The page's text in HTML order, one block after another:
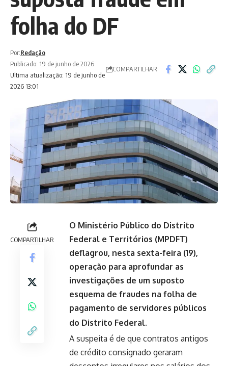
folha do DF
Ultima atualização: 19 de junho de
2026 13:01
Por:Redação
Publicado: 19 de junho de 2026
COMPARTILHAR
COMPARTILHAR
O Ministério Público do Distrito
Federal e Territórios (MPDFT)
deflagrou, nesta sexta-feira (19),
operação para aprofundar as
investigações de um suposto
esquema de fraudes na folha de
pagamento de servidores públicos
do Distrito Federal.
A suspeita é de que contratos antigos
de crédito consignado geraram